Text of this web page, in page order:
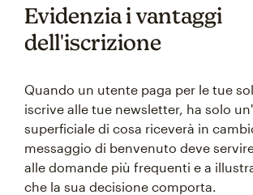
Evidenzia i vantaggi
dell'iscrizione
Quando un utente paga per le tue
iscrive alle tue newsletter, ha solo
superficiale di cosa riceverà in
messaggio di benvenuto deve
alle domande più frequenti e a
che la sua decisione comporta.